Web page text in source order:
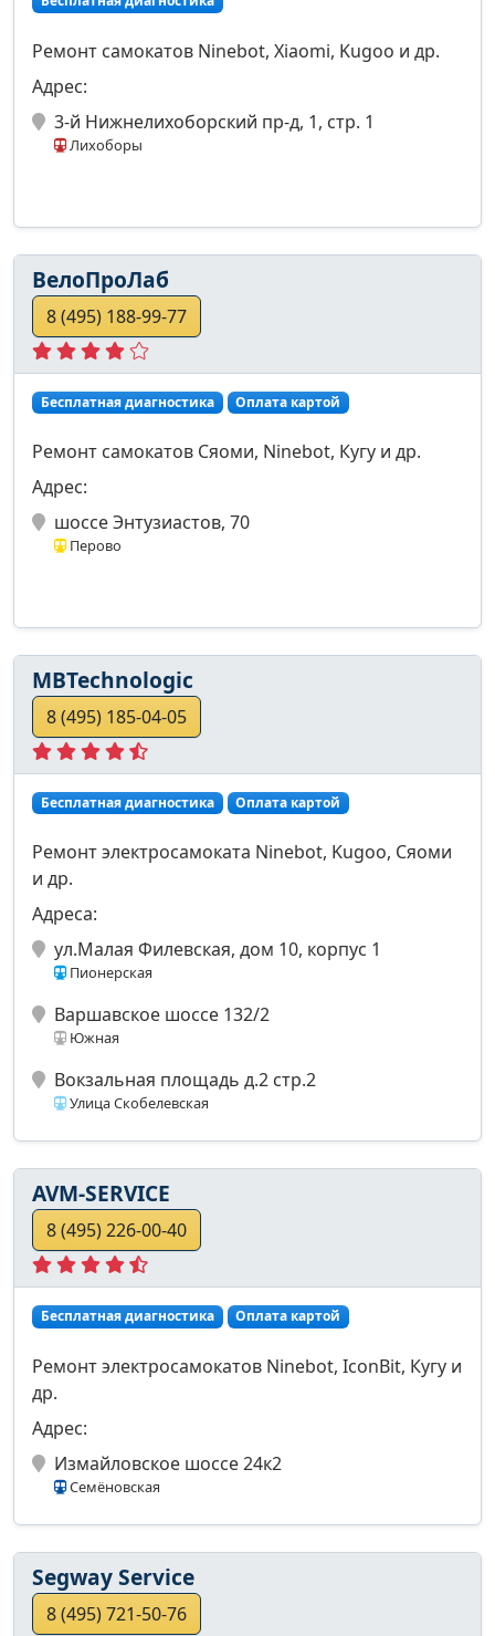
Ремонт самокатов Ninebot, Xiaomi, Kugoo и др.
Адрес:
3-й Нижнелихоборский пр-д, 1, стр. 1
Лихоборы
ВелоПроЛаб
8 (495) 188-99-77
Бесплатная диагностика Оплата картой
Ремонт самокатов Сяоми, Ninebot, Кугу и др.
Адрес:
шоссе Энтузиастов, 70
Перово
MBTechnologic
8 (495) 185-04-05
Бесплатная диагностика Оплата картой
Ремонт электросамоката Ninebot, Kugoo, Сяоми
и др.
Адреса:
ул.Малая Филевская, дом 10, корпус 1
Пионерская
Варшавское шоссе 132/2
Южная
Вокзальная площадь д.2 стр.2
Улица Скобелевская
AVM-SERVICE
8 (495) 226-00-40
Бесплатная диагностика Оплата картой
Ремонт электросамокатов Ninebot, IconBit, Кугу и
др.
Адрес:
Измайловское шоссе 24к2
Семёновская
Segway Service
8 (495) 721-50-76